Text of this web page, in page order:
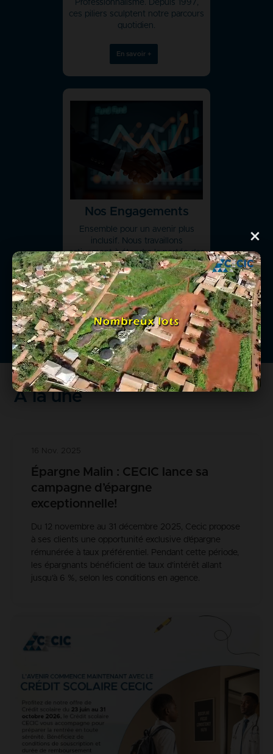
Professionnalisme. Depuis 1997,
ces piliers sculptent notre parcours
quotidien.
En savoir +
Nos Engagements
Ensemble pour un avenir plus
inclusif. Nous travaillons
activement à étendre la portée des
services financiers tant en milieu
urbain que rural.
En savoir +
À la une
16 Nov. 2025
Épargne Malin : CECIC lance sa
campagne d’épargne
exceptionnelle!
Du 12 novembre au 31 décembre 2025, Cecic propose
à ses clients une opportunité exclusive d’épargne
rémunérée à taux préférentiel. Pendant cette période,
les épargnants bénéficient de taux d’intérêt allant
jusqu’à 6 %, selon les conditions en agence.
×